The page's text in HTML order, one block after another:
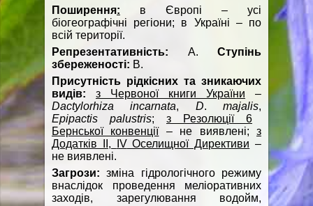
Поширення: в Європі – усі
біогеографічні регіони; в Україні – по
всій території.
Репрезентативність: А. Ступінь
збереженості: В.
Присутність рідкісних та зникаючих
видів:
з Червоної книги України –
Dactylorhizaincarnatа, D. majalis,
Epipactis palustris; з Резолюції 6
Бернської конвенції– не виявлені;з
Додатків ІІ,
IVОселищної Директиви –
не виявлені.
Загрози:зміна гідрологічного режиму
внаслідок проведення меліоративних
заходів, зарегулювання водойм,